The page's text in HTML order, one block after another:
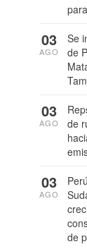
Se
de
03
AGO
de
03
AGO
de
03
AGO